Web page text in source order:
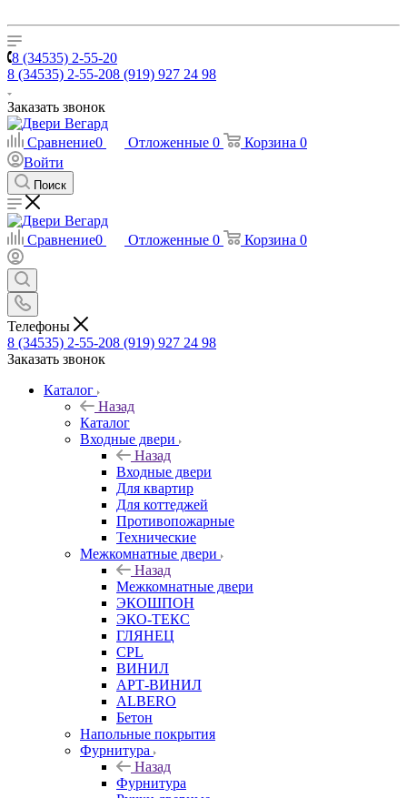
8 (34535) 2-55-20
8 (34535) 2-55-208 (919) 927 24 98
Заказать звонок
Сравнение0 Отложенные 0 Корзина 0
Войти
Поиск
Сравнение0 Отложенные 0 Корзина 0
Телефоны
8 (34535) 2-55-208 (919) 927 24 98
Заказать звонок
Каталог
Назад
Каталог
Входные двери
Назад
Входные двери
Для квартир
Для коттеджей
Противопожарные
Технические
Межкомнатные двери
Назад
Межкомнатные двери
ЭКОШПОН
ЭКО-ТЕКС
ГЛЯНЕЦ
CPL
ВИНИЛ
АРТ-ВИНИЛ
ALBERO
Бетон
Напольные покрытия
Фурнитура
Назад
Фурнитура